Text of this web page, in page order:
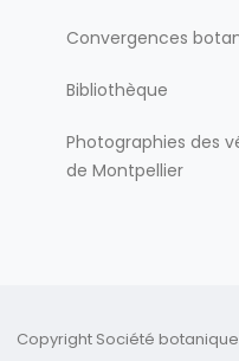
Convergences
Bibliothèque
Photographies des
de Montpellier
Copyright Société